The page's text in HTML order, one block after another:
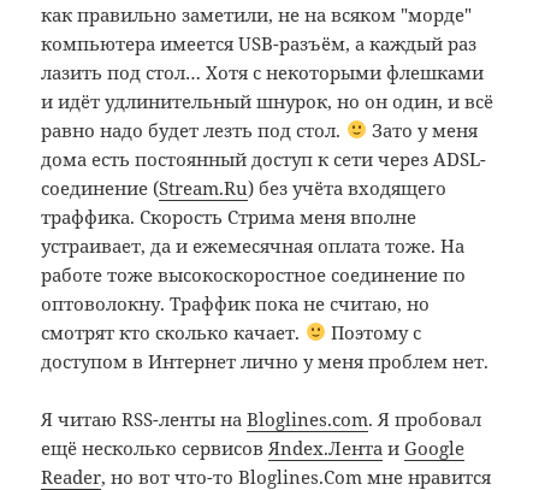
как правильно заметили, не на всяком "морде"
компьютера имеется USB-разъём, а каждый раз
лазить под стол… Хотя с некоторыми флешками
и идёт удлинительный шнурок, но он один, и всё
равно надо будет лезть под стол.
Зато у меня
дома есть постоянный доступ к сети через ADSL-
соединение (Stream.Ru) без учёта входящего
траффика. Скорость Стрима меня вполне
устраивает, да и ежемесячная оплата тоже. На
работе тоже высокоскоростное соединение по
оптоволокну. Траффик пока не считаю, но
смотрят кто сколько качает.
Поэтому с
доступом в Интернет лично у меня проблем нет.
Я читаю RSS-ленты наBloglines.com. Я пробовал
ещё несколько сервисов Яndex.Лента иGoogle
Reader, но вот что-то Bloglines.Com мне нравится